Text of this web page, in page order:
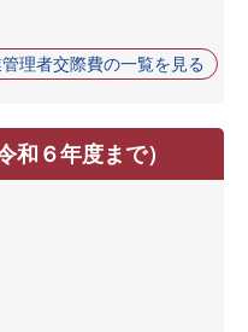
理者交際費の一覧を見る
和６年度まで）